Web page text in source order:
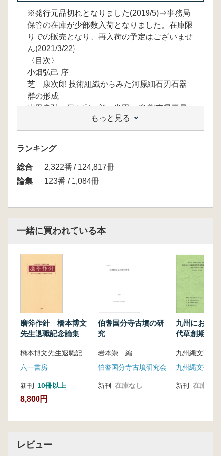
※発行元品切れとなりました(2019/5)⇒事務局
保管の在庫が少部数入荷となりました。在庫限
りでの販売となり、再入荷の予定はございませ
ん(2021/3/22)
〈目次〉
小畑弘己 序
芝 康次郎 技術組織からみた河原細石刃石器
群の形成
山田康弘・日下宗一郎・米田 穣 熊本県轟貝
山崎純男 天草諸島における縄文時代の拠点遺
跡と領域
大坪志子 近畿・中国・四国の玦状耳飾
森 貴教 弥生時代開始期における文化要素の
受容と選択―原遺跡出土石斧片の意義―
代終末期の新しい祭祀
谷 直子 福岡市域における弥生時代から古
高椋浩史 熊本県向野田古墳出土の古墳時代人
骨の再検討
甲元眞之 羽子板状石室考
倉元慎平 朝倉地域古墳時代後期・終末期にお
ける横穴式石室編年
内田律雄 但馬における装飾古墳の一例―三之
谷1号墳の線刻壁画をめぐって
小畑弘己 第二の圧痕―鉄器銹化昆虫化石から
みた殯―
杉井 健 集落と古墳の関係についての理論的
器編年を中心に―
江頭俊介 筑後国府跡に関する一考察
もっと見る
ランキング
総合
2,322番 / 124,817冊
論集
123番 / 1,084冊
一緒に買われている本
磨斧作針 橋本博文
先生退職記念論集
橋本博文先生退職記念事業実行委員会 編
六一書房
新刊 10冊以上
8,800円
伯耆国分寺古墳の研
究
岩本崇 編
伯耆国分寺古墳研究会
新刊 在庫なし
九州におけ
代草創期研
の様相 発表
資料集
九州縄文研究
新刊 在庫なし
レビュー